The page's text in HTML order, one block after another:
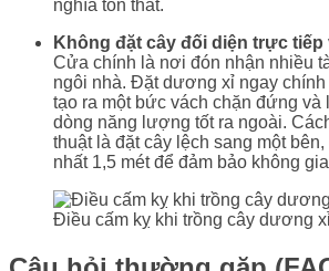
nghĩa tổn thất.
Không đặt cây đối diện trực
Cửa chính là nơi đón nhận nhiều
ngôi nhà. Đặt dương xỉ ngay
tạo ra một bức vách chặn đứng
dòng năng lượng tốt ra ngoài.
thuật là đặt cây lệch sang một
nhất 1,5 mét để đảm bảo không
Điều cấm kỵ khi trồng cây dương